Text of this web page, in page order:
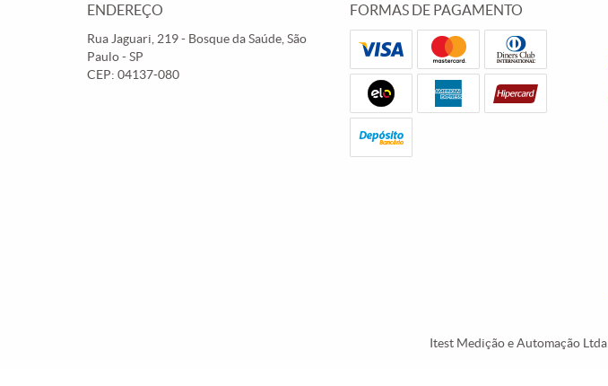
ENDEREÇO
Rua Jaguari, 219- Bosque da Saúde, São
Paulo-SP
CEP: 04137-080
FORMAS DE PAGAMENTO
Itest Medição e Automação Ltda